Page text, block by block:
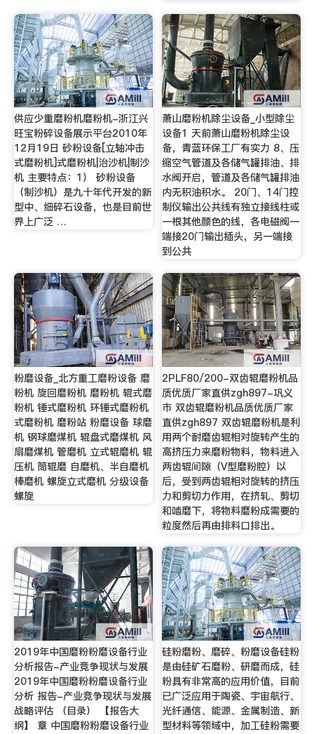
供应少重磨粉机磨粉机-浙江兴
旺宝粉碎设备展示平台2010年
12月19日 砂粉设备[立轴冲击
式磨粉机]式磨粉机|治沙机|制沙
机 主要特点：1） 砂粉设备
（制沙机）是九十年代开发的新
型中、细碎石设备，也是目前世
界上广泛 …
萧山磨粉机除尘设备_小型除尘
设备1 天前萧山磨粉机除尘设
备，青蓝环保工厂有实力 8、压
缩空气管道及各储气罐排油、排
水阀开启，管道及各储气罐排油
内无积油积水。 20门、14门控
制仪输出公共线有独立接线柱或
一根其他颜色的线，各电磁阀一
端接20门输出插头，另一端接
到公共
粉磨设备_北方重工磨粉设备 磨
粉机 旋回磨粉机 磨粉机 辊式磨
粉机 锤式磨粉机 环锤式磨粉机
式磨粉机 磨粉站 粉磨设备 球磨
机 钢球磨煤机 辊盘式磨煤机 风
扇磨煤机 管磨机 立式辊磨机 辊
压机 筒辊磨 自磨机、半自磨机
棒磨机 螺旋立式磨机 分级设备
螺旋
2PLF80/200-双齿辊磨粉机品
质优质厂家直供zgh897-巩义
市 双齿辊磨粉机品质优质厂家
直供zgh897 双齿辊磨粉机是利
用两个耐磨齿辊相对旋转产生的
高挤压力来磨粉物料，物料进入
两齿辊间隙（V型磨粉腔）以
后，受到两齿辊相对旋转的挤压
力和剪切力作用，在挤轧、剪切
和啮磨下，将物料磨粉成需要的
粒度然后再由排料口排出。
2019年中国磨粉粉磨设备行业
分析报告-产业竞争现状与发展
2019年中国磨粉粉磨设备行业
分析 报告-产业竞争现状与发展
战略评估 （目录） 【报告大
纲】 章 中国磨粉粉磨设备行业
硅粉磨粉、磨碎、粉磨设备硅粉
是由硅矿石磨粉、研磨而成，硅
粉具有非常高的应用价值，目前
已广泛应用于陶瓷、宇宙航行、
光纤通信、能源、金属制造、新
型材料等领域中，加工硅粉需要